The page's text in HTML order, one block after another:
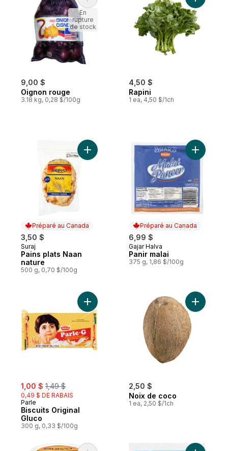
9,00 $
Oignon rouge
3.18 kg, 0,28 $/100g
En
rupture
de stock
4,50 $
Rapini
1 ea, 4,50 $/1ch
Préparé au Canada
3,50 $
Préparé au Canada
Suraj
Pains plats Naan
nature
500 g, 0,70 $/100g
Ajouter Pains plats Naan nature au panier
Préparé au Canada
6,99 $
Préparé au Canada
Gajar Halva
Panir malai
375 g, 1,86 $/100g
Ajouter
sale:
1,00 $ , formerly:
1,49 $
0,49 $ DE RABAIS
Parle
Biscuits Original
Gluco
300 g, 0,33 $/100g
Ajouter Biscuits Original Gluco au panier
2,50 $
Noix de coco
1 ea, 2,50 $/1ch
Ajouter